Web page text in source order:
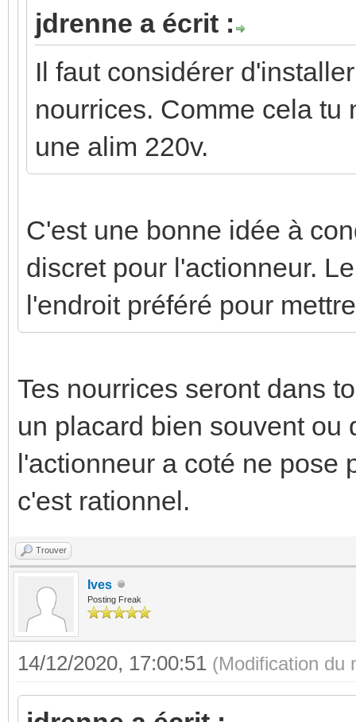
jdrenne a écrit :
Il faut considérer
nourrices. Comme cela tu
une alim 220v.
C'est une bonne idée à
discret pour l'actionneur.
l'endroit préféré pour
Tes nourrices seront dans
un placard bien souvent ou
l'actionneur a coté ne pose
c'est rationnel.
Trouver
Ives
Posting Freak
14/12/2020, 17:00:51 (Modification du